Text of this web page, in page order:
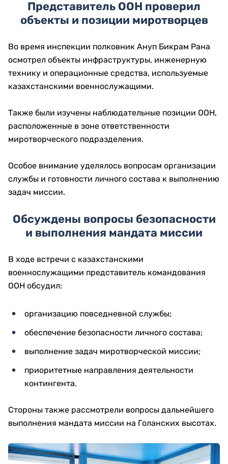
Представитель ООН проверил
объекты и позиции миротворцев
Во время инспекции полковник Ануп Бикрам Рана
осмотрел объекты инфраструктуры, инженерную
технику и операционные средства, используемые
казахстанскими военнослужащими.
Также были изучены наблюдательные позиции ООН,
расположенные в зоне ответственности
миротворческого подразделения.
Особое внимание уделялось вопросам организации
службы и готовности личного состава к выполнению
задач миссии.
Обсуждены вопросы безопасности
и выполнения мандата миссии
В ходе встречи с казахстанскими
военнослужащими представитель командования
ООН обсудил:
организацию повседневной службы;
обеспечение безопасности личного состава;
выполнение задач миротворческой миссии;
приоритетные направления деятельности
контингента.
Стороны также рассмотрели вопросы дальнейшего
выполнения мандата миссии на Голанских высотах.